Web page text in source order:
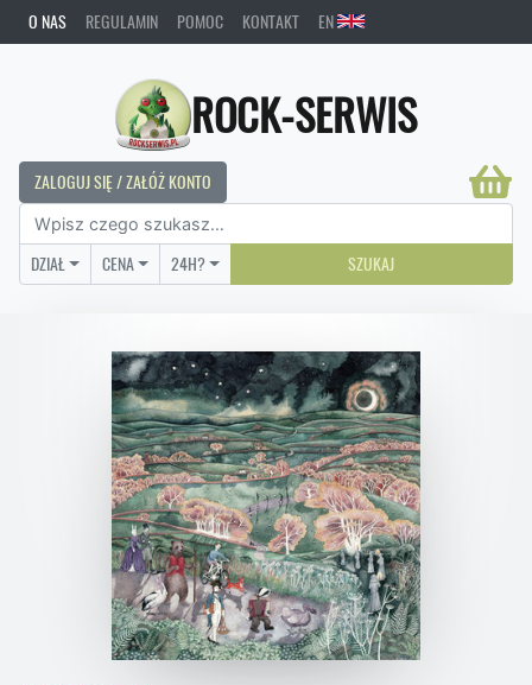
O NAS REGULAMIN POMOC KONTAKT EN
ROCK-SERWIS
ZALOGUJ SIĘ / ZAŁÓŻ KONTO
DZIAŁ CENA 24H? SZUKAJ